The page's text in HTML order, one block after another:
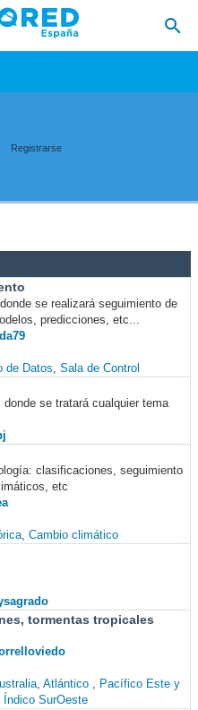
Registrarse
se realizará seguimiento de
predicciones, etc...
de Datos Sala de Control
se tratará cualquier tema
clasificaciones, seguimiento
etc
Cambio climático
tormentas tropicales
Atlántico
Pacífico Este y
Índico SurOeste